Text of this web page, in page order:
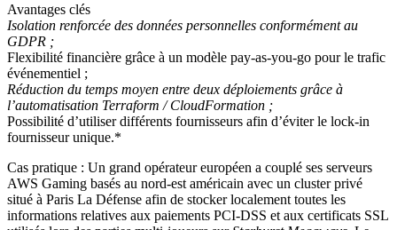
Avantages clés
Isolation renforcée des données personnelles conformément au
GDPR ;
Flexibilité financière grâce à un modèle pay‑as‑you‑go pour le trafic
événementiel ;
Réduction du temps moyen entre deux déploiements grâce à
l’automatisation Terraform / CloudFormation ;
Possibilité d’utiliser différents fournisseurs afin d’éviter le lock‑in
fournisseur unique.*
Cas pratique : Un grand opérateur européen a couplé ses serveurs
AWS Gaming basés au nord‑est américain avec un cluster privé
situé à Paris La Défense afin de stocker localement toutes les
informations relatives aux paiements PCI‑DSS et aux certificats SSL